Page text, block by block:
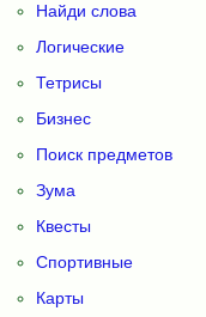
Найди слова
Логические
Тетрисы
Бизнес
Поиск предметов
Зума
Квесты
Спортивные
Карты